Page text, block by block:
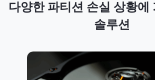
다양한 파티션 손실 상황에
솔루션